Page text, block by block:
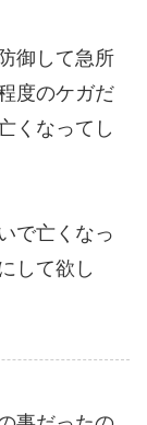
御して急所
度のケガだ
くなってし
で亡くなっ
して欲し